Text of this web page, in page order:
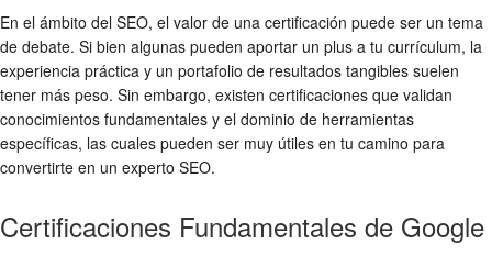
En el ámbito del SEO, el valor de una certificación puede ser un tema
de debate. Si bien algunas pueden aportar un plus a tu currículum, la
experiencia práctica y un portafolio de resultados tangibles suelen
tener más peso. Sin embargo, existen certificaciones que validan
conocimientos fundamentales y el dominio de herramientas
específicas, las cuales pueden ser muy útiles en tu camino para
convertirte en un experto SEO.
Certificaciones Fundamentales de Google